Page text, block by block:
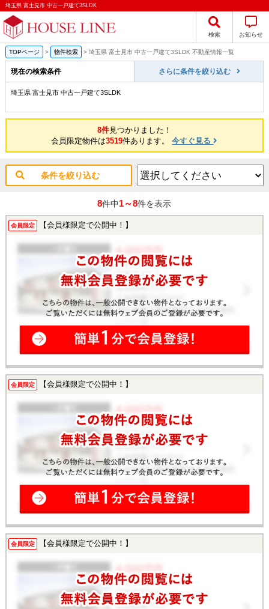
埼玉県 富士見市 中古一戸建て3SLDK
検索 お知らせ
TOPページ > 物件検索 > 埼玉県 富士見市 中古一戸建て3SLDK 不動産情報一覧
現在の検索条件 さらに条件を絞り込む
埼玉県 富士見市 中古一戸建て3SLDK
8件見つかりました！
会員限定物件は3519件あります。今すぐ見る
条件を絞り込む
8件中1～8件を表示
会員限定 【会員様限定で公開中！】
会員限定 【会員様限定で公開中！】
会員限定 【会員様限定で公開中！】